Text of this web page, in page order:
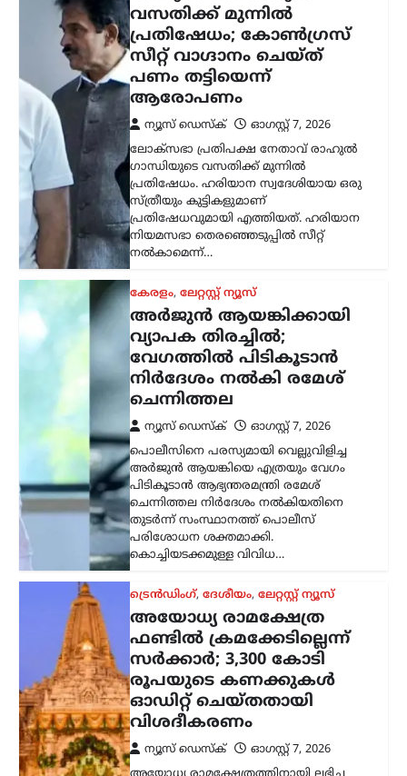
അര്‍ജുന്‍ ആയങ്കിക്കായി
വ്യാപക തിരച്ചില്‍;
വേഗത്തില്‍ പിടികൂടാന്‍
നിര്‍ദേശം നല്‍കി രമേശ്
ചെന്നിത്തല
ന്യൂസ് ഡെസ്ക്
ഓഗസ്റ്റ്‌ 7, 2026
പൊലീസിനെ പരസ്യമായി വെല്ലുവിളിച്ച
അര്‍ജുന്‍ ആയങ്കിയെ എത്രയും വേഗം
പിടികൂടാന്‍ ആഭ്യന്തരമന്ത്രി രമേശ്
ചെന്നിത്തല നിര്‍ദേശം നല്‍കിയതിനെ
തുടര്‍ന്ന് സംസ്ഥാനത്ത് പൊലീസ്
പരിശോധന ശക്തമാക്കി.
കൊച്ചിയടക്കമുള്ള വിവിധ…
ട്രെൻഡിംഗ്,ദേശീയം,
അയോധ്യ രാമക്ഷേത്ര
ഫണ്ടിൽ ക്രമക്കേടില്ലെന്ന്
സർക്കാർ; 3,300 കോടി
രൂപയുടെ കണക്കുകൾ
ഓഡിറ്റ് ചെയ്തതായി
വിശദീകരണം
ന്യൂസ് ഡെസ്ക്
ഓഗസ്റ്റ്‌ 7, 2026
അയോധ്യ രാമക്ഷേത്രത്തിനായി ലഭിച്ച
3,300 കോടി രൂപയുടെ സംഭാവനകളുടെ
വിനിയോഗത്തിൽ യാതൊരു ക്രമക്കേടും
നടന്നിട്ടില്ലെന്ന് സർക്കാർ വൃത്തങ്ങൾ
വ്യക്തമാക്കി. സംഭാവന തുകയുടെ
ഉപയോഗവുമായി ബന്ധപ്പെട്ട് ഉയർന്ന
ആരോപണങ്ങൾ…
കേരളം,തിരുവനന്തപുരം,വാർത്തകൾ
വീട്ടുപടിക്കലെ പെൻഷൻ
വിതരണം നിർത്തുന്നത്
അനീതി; ഉത്തരവ്
പിൻവലിക്കണമെന്ന്
പിണറായി വിജയൻ
ന്യൂസ് ഡെസ്ക്
ഓഗസ്റ്റ്‌ 7, 2026